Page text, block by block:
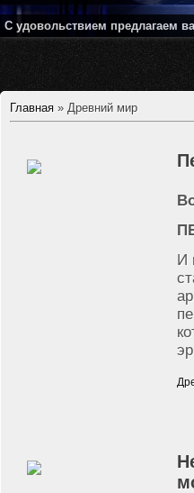
С удовольствием предлагаем
Главная » Древний мир
И